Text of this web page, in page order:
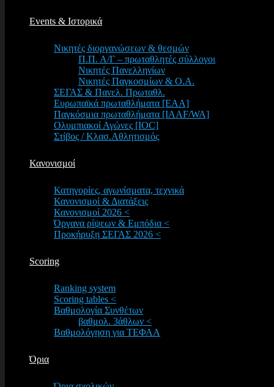
Events & Ιστορικά
Νικητές διοργανώσεων & θεσμών
Π.Π. Α/Γ – πρωταθλητές σύλλογοι
Νικητές Πανελληνίων
Νικητές Παγκοσμίων & Ο.Α.
ΣΕΓΑΣ & Πανελ. Πρωταθλ.
Ευρωπαϊκά πρωταθλήματα [EAA]
Παγκόσμια πρωταθλήματα [IAAF/WA]
Ολυμπιακοί Αγώνες [IOC]
Στίβος / Κλασ.Αθλητισμός
Κανονισμοί
Κατηγορίες, αγωνίσματα, τεχνικά
Κανονισμοί & Διατάξεις
Κανονισμοί 2026 <
Όργανα ρίψεων & Εμπόδια <
Προκήρυξη ΣΕΓΑΣ 2026 <
Scoring
Ranking system
Scoring tables <
Βαθμολογία Συνθέτων
βαθμολ. 3άθλων <
Βαθμολόγηση για ΤΕΦΑΑ
Όρια